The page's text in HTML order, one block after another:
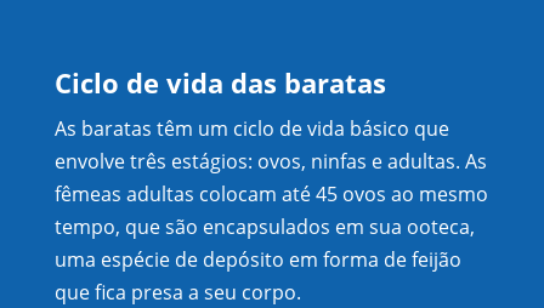
Ciclo de vida das baratas
As baratas têm um ciclo de vida básico que
envolve três estágios: ovos, ninfas e adultas. As
fêmeas adultas colocam até 45 ovos ao mesmo
tempo, que são encapsulados em sua ooteca,
uma espécie de depósito em forma de feijão
que fica presa a seu corpo.